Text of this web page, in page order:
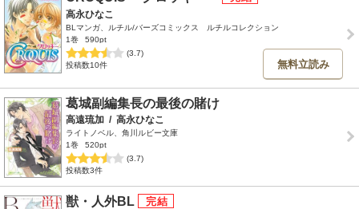
高永ひなこ
BLマンガ、ルチル/バーズコミックス ルチルコレクション
1巻
590pt
(3.7)
投稿数10件
無料立読み
葛城副編集長の最後の賭け
高遠琉加 / 高永ひなこ
ライトノベル、角川ルビー文庫
1巻
520pt
(3.7)
投稿数3件
獣・人外BL